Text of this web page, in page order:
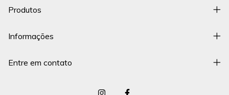
Produtos
Informações
Entre em contato